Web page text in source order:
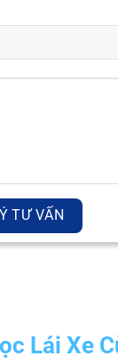
Lái Xe